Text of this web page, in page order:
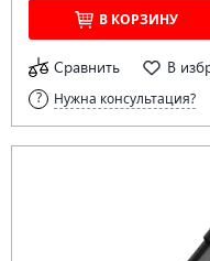
В КОРЗИНУ
Сравнить В
Нужна консультация?